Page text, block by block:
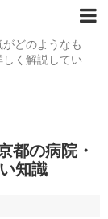
どのようなも
く解説してい
都の病院・
知識